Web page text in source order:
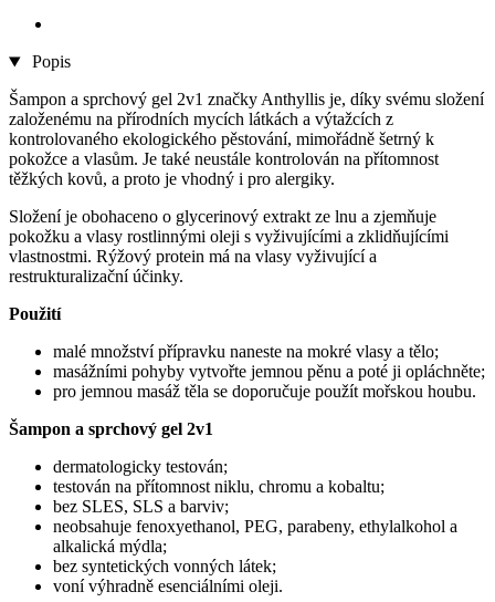
Popis
Šampon a sprchový gel 2v1 značky Anthyllis je, díky svému složení
založenému na přírodních mycích látkách a výtažcích z
kontrolovaného ekologického pěstování, mimořádně šetrný k
pokožce a vlasům. Je také neustále kontrolován na přítomnost
těžkých kovů, a proto je vhodný i pro alergiky.
Složení je obohaceno o glycerinový extrakt ze lnu a zjemňuje
pokožku a vlasy rostlinnými oleji s vyživujícími a zklidňujícími
vlastnostmi. Rýžový protein má na vlasy vyživující a
restrukturalizační účinky.
Použití
malé množství přípravku naneste na mokré vlasy a tělo;
masážními pohyby vytvořte jemnou pěnu a poté ji opláchněte;
pro jemnou masáž těla se doporučuje použít mořskou houbu.
Šampon a sprchový gel 2v1
dermatologicky testován;
testován na přítomnost niklu, chromu a kobaltu;
bez SLES, SLS a barviv;
neobsahuje fenoxyethanol, PEG, parabeny, ethylalkohol a
alkalická mýdla;
bez syntetických vonných látek;
voní výhradně esenciálními oleji.